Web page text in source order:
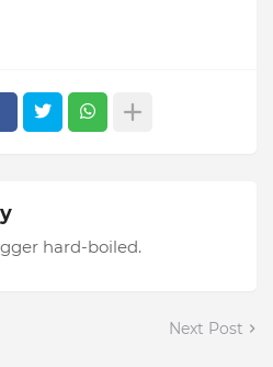
hard-boiled.
Next Post